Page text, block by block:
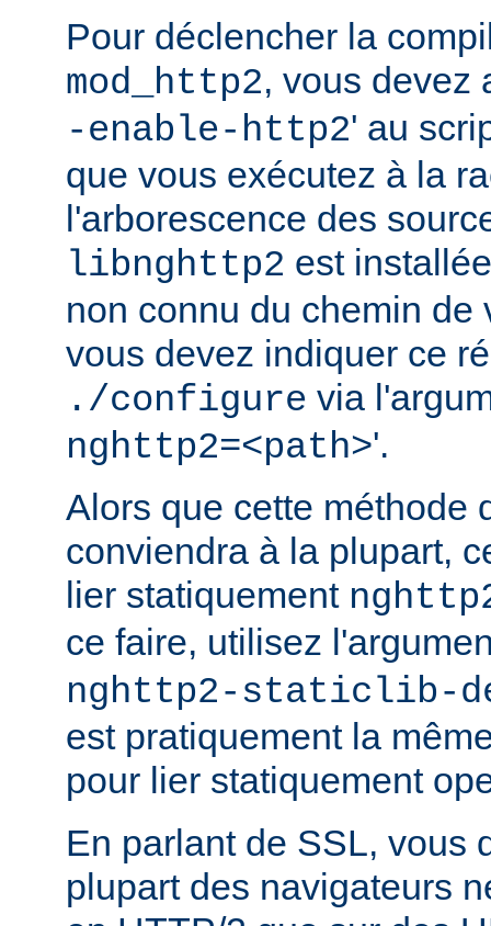
Pour déclencher la
mod_http2, vous devez
-enable-http2' au
que vous exécutez à la
l'arborescence des
libnghttp2 est
non connu du chemin de
vous devez indiquer ce
./configure via
nghttp2=<path>'.
Alors que cette méthode
conviendra à la plupart,
lier statiquement
ce faire, utilisez
nghttp2-staticlib-
est pratiquement la
pour lier statiquement
En parlant de SSL, vous
plupart des navigateurs